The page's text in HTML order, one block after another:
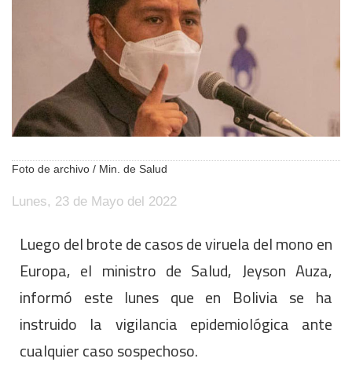
Foto de archivo / Min. de Salud
Lunes, 23 de Mayo del 2022
Luego del brote de casos de viruela del mono en
Europa, el ministro de Salud, Jeyson Auza,
informó este lunes que en Bolivia se ha
instruido la vigilancia epidemiológica ante
cualquier caso sospechoso.